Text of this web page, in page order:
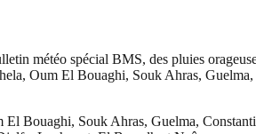
météo spécial BMS, des pluies
Oum El Bouaghi, Souk Ahras,
El Bouaghi, Souk Ahras, Guelma,